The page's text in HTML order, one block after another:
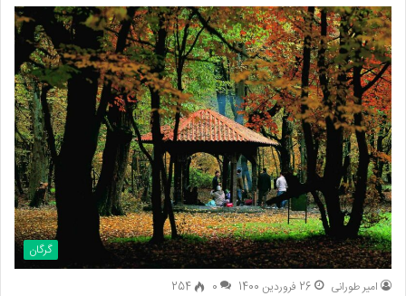
گرگان
امیر طورانی 26 فروردین 1400 0
254